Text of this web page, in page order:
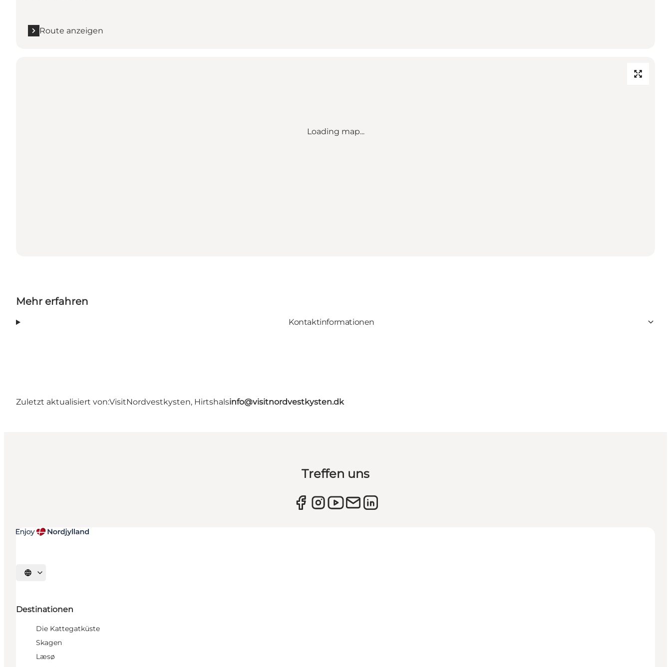
Route anzeigen
Loading map...
Mehr erfahren
Kontaktinformationen
Zuletzt aktualisiert von:VisitNordvestkysten, Hirtshalsinfo@visitnordvestkysten.dk
Treffen uns
Sprache auswählen
Destinationen
Die Kattegatküste
Skagen
Læsø